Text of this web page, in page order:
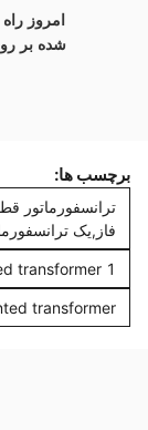
امروز
شده بر
برچسب ها:
ترانسفورماتور
فاز,یک
1 phase pole mounted transformer
transformer